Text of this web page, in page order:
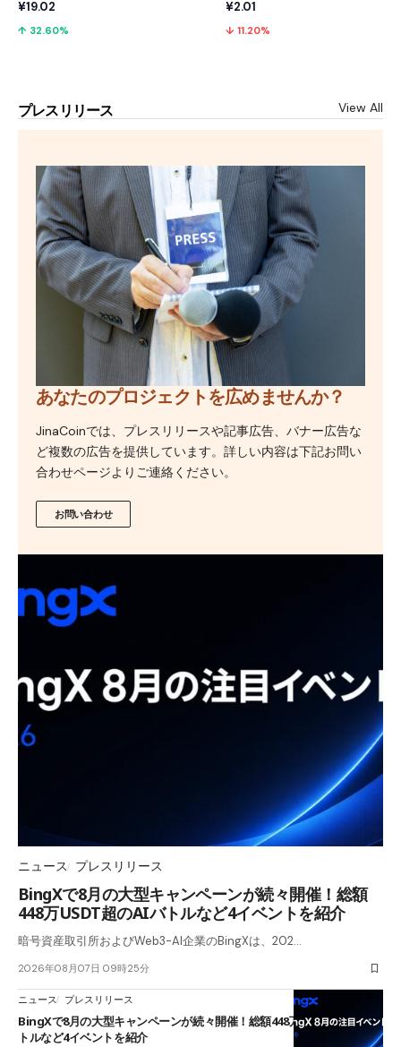
¥19.02
↑ 32.60%
¥2.01
↓ 11.20%
プレスリリース View All
あなたのプロジェクトを広めませんか？
JinaCoinでは、プレスリリースや記事広告、バナー広告な
ど複数の広告を提供しています。詳しい内容は下記お問い
合わせページよりご連絡ください。
お問い合わせ
ニュース プレスリリース
BingXで8月の大型キャンペーンが続々開催！総額
448万USDT超のAIバトルなど4イベントを紹介
暗号資産取引所およびWeb3-AI企業のBingXは、202…
2026年08月07日 09時25分
ニュース プレスリリース
BingXで8月の大型キャンペーンが続々開催！総額448万USDT超のAIバ
トルなど4イベントを紹介